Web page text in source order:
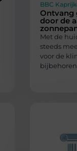
BBC
Ontvang
door de
Met de
steeds
voor de